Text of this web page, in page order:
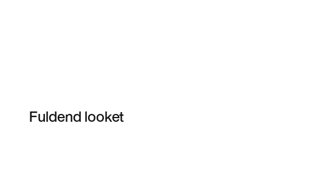
Fuldend looket